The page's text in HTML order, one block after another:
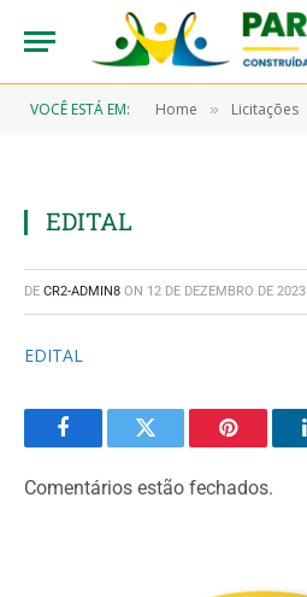
VOCÊ ESTÁ EM: Home » Licitações
EDITAL
DE CR2-ADMIN8 ON 12 DE DEZEMBRO DE 2023
EDITAL
FacebookTwitter Pinterest
Comentários estão fechados.